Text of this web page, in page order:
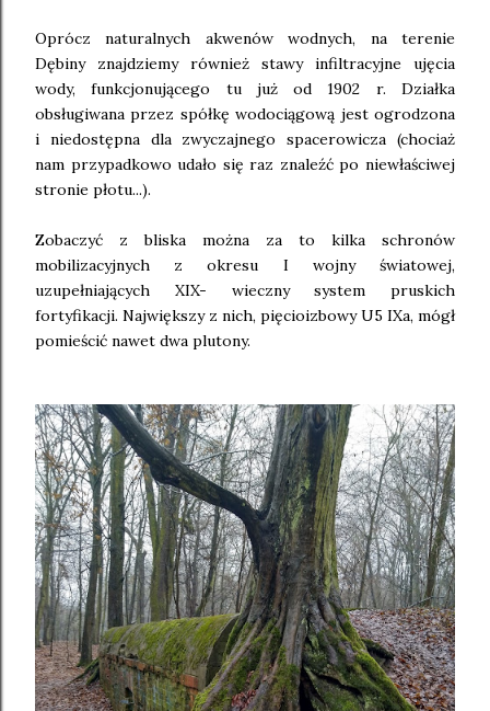
Oprócz naturalnych akwenów wodnych, na terenie
Dębiny znajdziemy również stawy infiltracyjne ujęcia
wody, funkcjonującego tu już od 1902 r. Działka
obsługiwana przez spółkę wodociągową jest ogrodzona
i niedostępna dla zwyczajnego spacerowicza (chociaż
nam przypadkowo udało się raz znaleźć po niewłaściwej
stronie płotu...).
Zobaczyć z bliska można za to kilka schronów
mobilizacyjnych z okresu I wojny światowej,
uzupełniających XIX- wieczny system pruskich
fortyfikacji. Największy z nich, pięcioizbowy U5 IXa, mógł
pomieścić nawet dwa plutony.